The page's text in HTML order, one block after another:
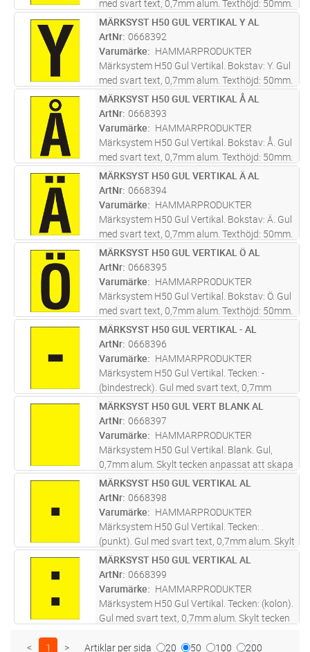
med svart text, 0,7mm alum. Texthöjd: 50mm.
Skylt tecken anpassat att skapa text med
bottenplatta 0668510. Screentryckt samt
skyddslackad med klarlack för...läs mer
ST Lägg i kundvagn
MÄRKSYST H50 GUL VERTIKAL Y AL
ArtNr 0668392
Varumärke
HAMMARPRODUKTER
Märksystem H50 Gul Vertikal. Bokstav: Y. Gul
med svart text, 0,7mm alum. Texthöjd: 50mm.
Skylt tecken anpassat att skapa text med
bottenplatta 0668510. Screentryckt samt
skyddslackad med klarlack för...läs mer
ST Lägg i kundvagn
MÄRKSYST H50 GUL VERTIKAL Å AL
ArtNr 0668393
Varumärke
HAMMARPRODUKTER
Märksystem H50 Gul Vertikal. Bokstav: Å. Gul
med svart text, 0,7mm alum. Texthöjd: 50mm.
Skylt tecken anpassat att skapa text med
bottenplatta 0668510. Screentryckt samt
skyddslackad med klarlack för...läs mer
ST Lägg i kundvagn
MÄRKSYST H50 GUL VERTIKAL Ä AL
ArtNr 0668394
Varumärke
HAMMARPRODUKTER
Märksystem H50 Gul Vertikal. Bokstav: Ä. Gul
med svart text, 0,7mm alum. Texthöjd: 50mm.
Skylt tecken anpassat att skapa text med
bottenplatta 0668510. Screentryckt samt
skyddslackad med klarlack för...läs mer
ST Lägg i kundvagn
MÄRKSYST H50 GUL VERTIKAL Ö AL
ArtNr 0668395
Varumärke
HAMMARPRODUKTER
Märksystem H50 Gul Vertikal. Bokstav: Ö. Gul
med svart text, 0,7mm alum. Texthöjd: 50mm.
Skylt tecken anpassat att skapa text med
bottenplatta 0668510. Screentryckt samt
skyddslackad med klarlack för...läs mer
ST Lägg i kundvagn
MÄRKSYST H50 GUL VERTIKAL - AL
ArtNr 0668396
Varumärke
HAMMARPRODUKTER
Märksystem H50 Gul Vertikal. Tecken: -
(bindestreck). Gul med svart text, 0,7mm
alum. Skylt tecken anpassat att skapa text
med bottenplatta 0668510. Screentryckt
samt skyddslackad med klarlack för
ST Lägg i kundvagn
MÄRKSYST H50 GUL VERT BLANK AL
ArtNr 0668397
Varumärke
HAMMARPRODUKTER
Märksystem H50 Gul Vertikal. Blank. Gul,
0,7mm alum. Skylt tecken anpassat att skapa
text med bottenplatta 0668510. Screentryckt
samt skyddslackad med klarlack för bästa
kvalité i varierande miljöer.
ST Lägg i kundvagn
MÄRKSYST H50 GUL VERTIKAL AL
ArtNr 0668398
Varumärke
HAMMARPRODUKTER
Märksystem H50 Gul Vertikal. Tecken: .
(punkt). Gul med svart text, 0,7mm alum. Skylt
tecken anpassat att skapa text med
bottenplatta 0668510. Screentryckt samt
skyddslackad med klarlack för bästa k
mer
ST Lägg i kundvagn
MÄRKSYST H50 GUL VERTIKAL AL
ArtNr 0668399
Varumärke
HAMMARPRODUKTER
Märksystem H50 Gul Vertikal. Tecken: (kolon).
Gul med svart text, 0,7mm alum. Skylt tecken
0668510. Screentryckt samt skyddslackad
< 1 > Artiklar per sida 20 50 100 200